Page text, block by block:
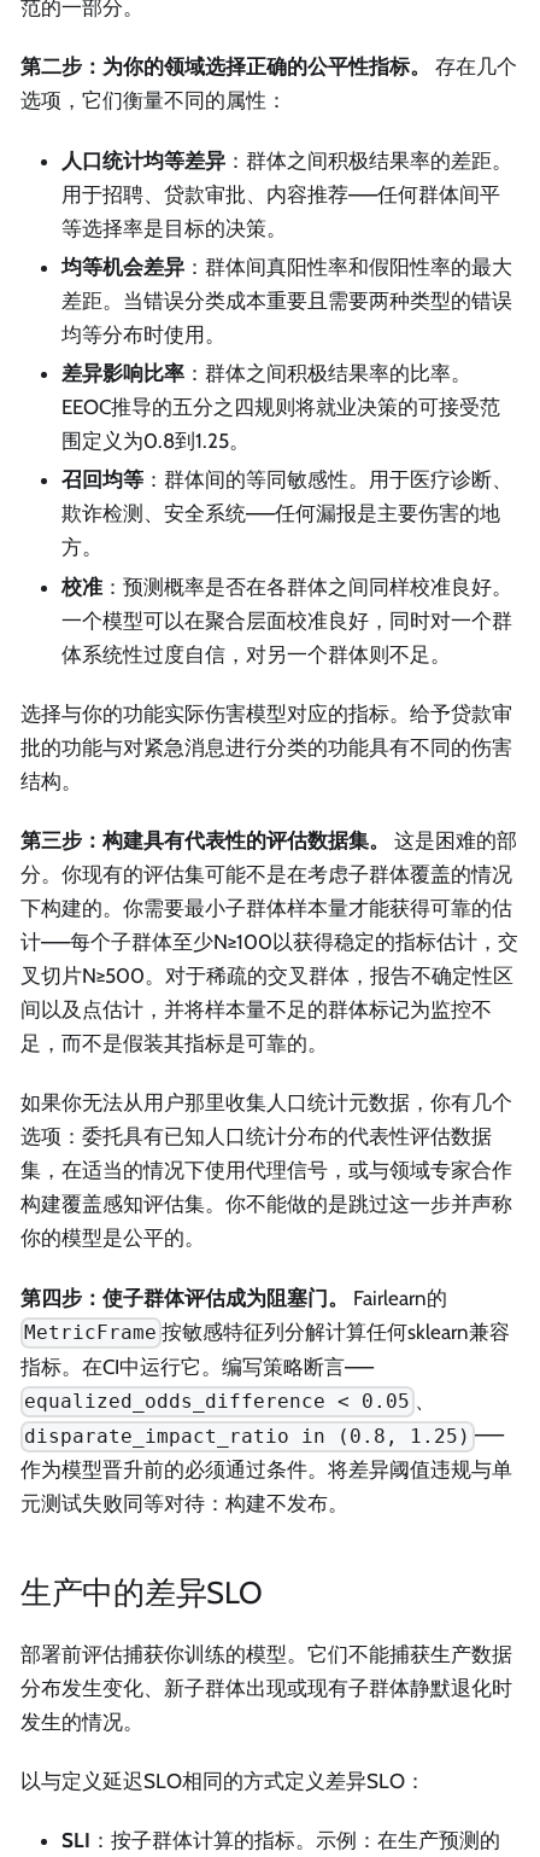
范的一部分。
第二步：为你的领域选择正确的公平性指标。
存在几个
选项，它们衡量不同的属性：
人口统计均等差异 ：群体之间积极结果率的差距。
用于招聘、贷款审批、内容推荐——任何群体间平
等选择率是目标的决策。
均等机会差异 ：群体间真阳性率和假阳性率的最大
差距。当错误分类成本重要且需要两种类型的错误
均等分布时使用。
差异影响比率 ：群体之间积极结果率的比率。
EEOC推导的五分之四规则将就业决策的可接受范
围定义为0.8到1.25。
召回均等 ：群体间的等同敏感性。用于医疗诊断、
欺诈检测、安全系统——任何漏报是主要伤害的地
方。
校准 ：预测概率是否在各群体之间同样校准良好。
一个模型可以在聚合层面校准良好，同时对一个群
体系统性过度自信，对另一个群体则不足。
选择与你的功能实际伤害模型对应的指标。给予贷款审
批的功能与对紧急消息进行分类的功能具有不同的伤害
结构。
第三步：构建具有代表性的评估数据集。
这是困难的部
分。你现有的评估集可能不是在考虑子群体覆盖的情况
下构建的。你需要最小子群体样本量才能获得可靠的估
计——每个子群体至少N≥100以获得稳定的指标估计，交
叉切片N≥500。对于稀疏的交叉群体，报告不确定性区
间以及点估计，并将样本量不足的群体标记为监控不
足，而不是假装其指标是可靠的。
如果你无法从用户那里收集人口统计元数据，你有几个
选项：委托具有已知人口统计分布的代表性评估数据
集，在适当的情况下使用代理信号，或与领域专家合作
构建覆盖感知评估集。你不能做的是跳过这一步并声称
你的模型是公平的。
第四步：使子群体评估成为阻塞门。 Fairlearn的
MetricFrame 按敏感特征列分解计算任何sklearn兼容
指标。在CI中运行它。编写策略断言——
equalized_odds_difference < 0.05 、
disparate_impact_ratio in (0.8, 1.25) ——
作为模型晋升前的必须通过条件。将差异阈值违规与单
元测试失败同等对待：构建不发布。
生产中的差异SLO
部署前评估捕获你训练的模型。它们不能捕获生产数据
分布发生变化、新子群体出现或现有子群体静默退化时
发生的情况。
以与定义延迟SLO相同的方式定义差异SLO：
SLI ：按子群体计算的指标。示例：在生产预测的